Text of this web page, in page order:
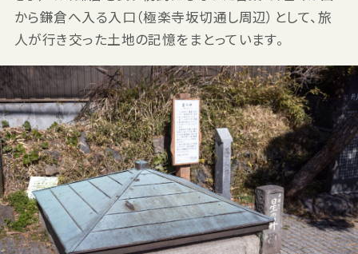
から鎌倉へ入る入口（極楽寺坂切通し周辺）として、旅
人が行き交った土地の記憶をまとっています。